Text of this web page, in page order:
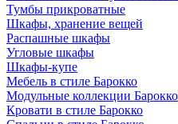
Тумбы прикроватные
Шкафы, хранение вещей
Распашные шкафы
Угловые шкафы
Шкафы-купе
Мебель в стиле Барокко
Модульные коллекции Барокко
Кровати в стиле Барокко